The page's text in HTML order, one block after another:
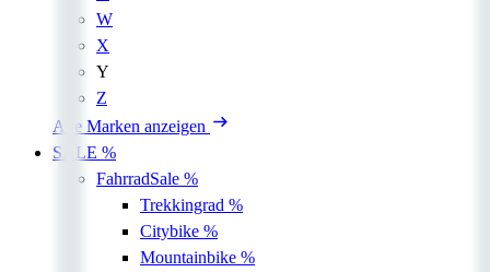
W
X
Y
Z
Alle Marken anzeigen
SALE %
FahrradSale %
Trekkingrad %
Citybike %
Mountainbike %